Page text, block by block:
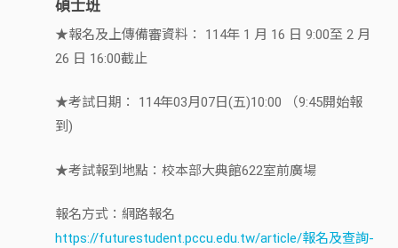
碩士班
★報名及上傳備審資料： 114年 1 月 16 日 9:00至 2 月
26 日 16:00截止
★考試日期： 114年03月07日(五)10:00 （9:45開始報
到)
★考試報到地點：校本部大典館622室前廣場
報名方式：網路報名
https://futurestudent.pccu.edu.tw/article/報名及查詢-